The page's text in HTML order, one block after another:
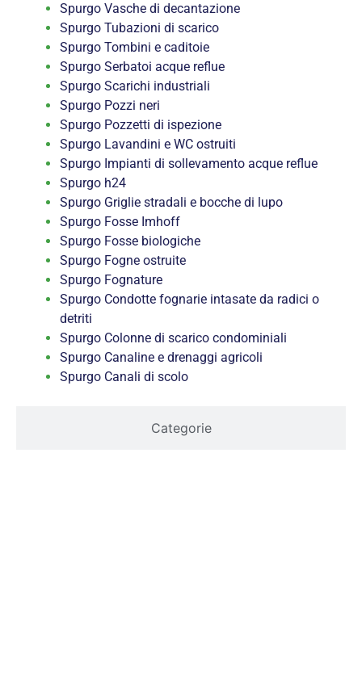
Categorie
Spurgo Vasche di decantazione
Spurgo Tubazioni di scarico
Spurgo Tombini e caditoie
Spurgo Serbatoi acque reflue
Spurgo Scarichi industriali
Spurgo Pozzi neri
Spurgo Pozzetti di ispezione
Spurgo Lavandini e WC ostruiti
Spurgo Impianti di sollevamento acque reflue
Spurgo h24
Spurgo Griglie stradali e bocche di lupo
Spurgo Fosse Imhoff
Spurgo Fosse biologiche
Spurgo Fogne ostruite
Spurgo Fognature
Spurgo Condotte fognarie intasate da radici o
detriti
Spurgo Colonne di scarico condominiali
Spurgo Canaline e drenaggi agricoli
Spurgo Canali di scolo